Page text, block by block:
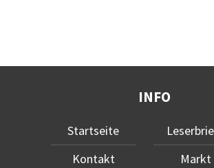
INFO
Startseite
Kontakt
Markt